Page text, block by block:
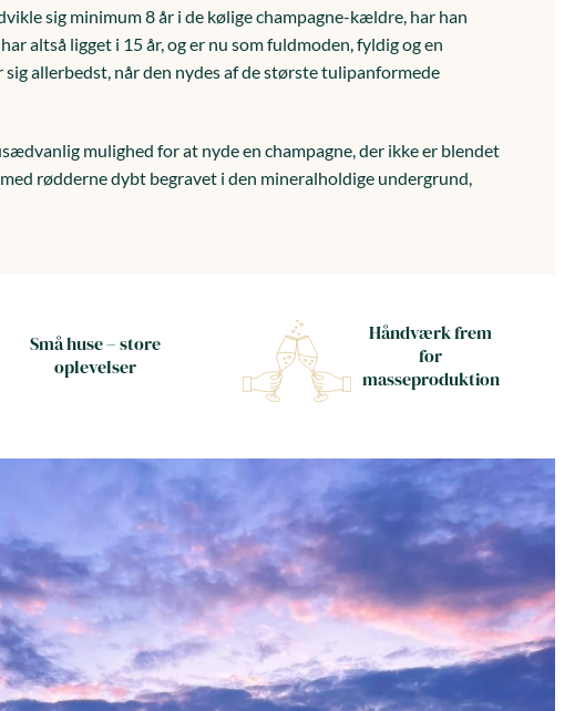
sig minimum 8 år i de kølige champagne-kældre, har han
altså ligget i 15 år, og er nu som fuldmoden, fyldig og en
allerbedst, når den nydes af de største tulipanformede
mulighed for at nyde en champagne, der ikke er blendet
rødderne dybt begravet i den mineralholdige undergrund,
Små huse – store
oplevelser
Håndværk frem
for
masseproduktion